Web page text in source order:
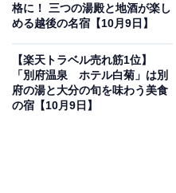
格に！ 三つの湯殿と地酒が楽し
める越後の名宿【10月9日】
【楽天トラベル売れ筋1位】
「別府温泉 ホテル白菊」は別
府の湯と大分の旬を味わう美食
の宿【10月9日】